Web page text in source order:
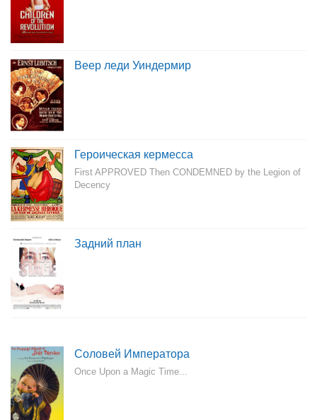
Веер леди Уиндермир
Героическая кермесса
First APPROVED Then CONDEMNED by the Legion of
Decency
Задний план
Соловей Императора
Once Upon a Magic Time...